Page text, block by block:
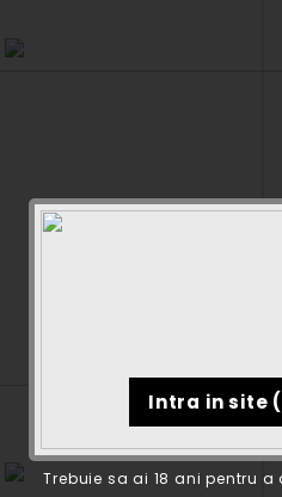
Trebuie sa ai 18 ani pentru